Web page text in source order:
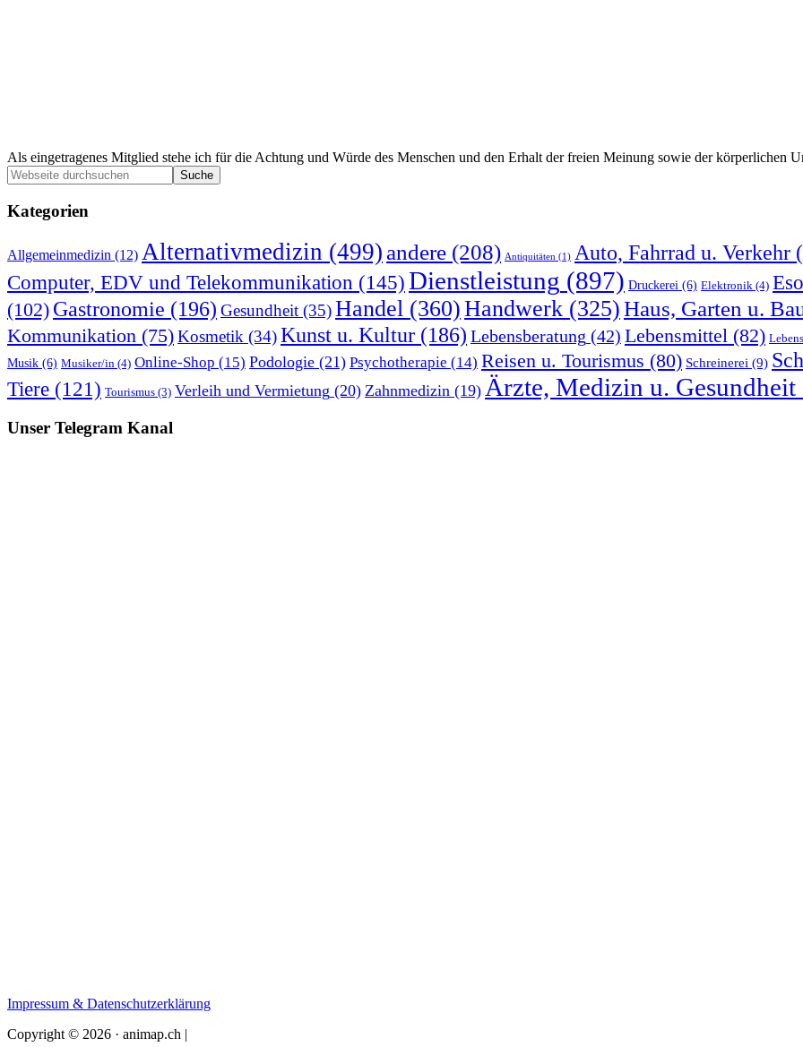
Als eingetragenes Mitglied stehe ich für die Achtung und Würde des Menschen und den Erhalt der freien Meinung sowie der körperlichen
Seitenspalte
Webseite
durchsuchen
Kategorien
Allgemeinmedizin (12) Alternativmedizin (499) andere (208) Antiquitäten (1) Auto, Fahrrad u. Verkehr
Computer, EDV und Telekommunikation (145)Dienstleistung (897) Druckerei (6) Elektronik (4)
(102) Gastronomie (196) Gesundheit (35)Handel (360)Handwerk (325)Haus, Garten u.
Kommunikation (75)Kosmetik (34)Kunst u. Kultur (186) Lebensberatung (42) Lebensmittel (82)
Musik (6) Musiker/in (4) Online-Shop (15) Podologie (21) Psychotherapie (14) Reisen u. Tourismus (80) Schreinerei (9)
Tiere (121) Tourismus (3) Verleih und Vermietung (20) Zahnmedizin (19) Ärzte, Medizin u. Gesundheit
Unser Telegram Kanal
Impressum & Datenschutzerklärung
Copyright © 2026 · animap.ch |